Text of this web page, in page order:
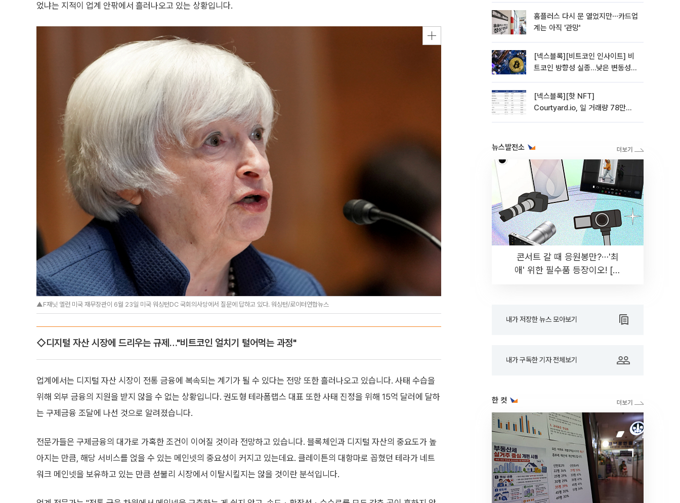
었냐는 지적이 업계 안팎에서 흘러나오고 있는 상황입니다.
▲F재닛 옐런 미국 재무장관이 6월 23일 미국 워싱턴DC 국회의사당에서 질문에 답하고 있다. 워싱턴/로이터연합뉴스
◇디지털 자산 시장에 드리우는 규제…"비트코인 얼치기 털어먹는 과정"
업계에서는 디지털 자산 시장이 전통 금융에 복속되는 계기가 될 수 있다는 전망 또한 흘러나오고 있습니다. 사태 수습을
위해 외부 금융의 지원을 받지 않을 수 없는 상황입니다. 권도형 테라폼랩스 대표 또한 사태 진정을 위해 15억 달러에 달하
는 구제금융 조달에 나선 것으로 알려졌습니다.
전문가들은 구제금융의 대가로 가혹한 조건이 이어질 것이라 전망하고 있습니다. 블록체인과 디지털 자산의 중요도가 높
아지는 만큼, 해당 서비스를 얹을 수 있는 메인넷의 중요성이 커지고 있는데요. 클레이튼의 대항마로 꼽혔던 테라가 네트
워크 메인넷을 보유하고 있는 만큼 섣불리 시장에서 이탈시킬지는 않을 것이란 분석입니다.
홈플러스 다시 문 열었지만⋯카드업
계는 아직 '관망'
[넥스블록][비트코인 인사이트] 비
트코인 방향성 실종…낮은 변동성에
[넥스블록][핫 NFT]
Courtyard.io, 일 거래량 78만
뉴스발전소
콘서트 갈 때 응원봉만?⋯'최
애' 위한 필수품 등장이오! [솔
내가 저장한 뉴스 모아보기
내가 구독한 기자 전체보기
한 컷